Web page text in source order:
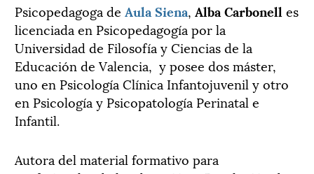
Psicopedagoga de Aula Siena, Alba Carbonell es
licenciada en Psicopedagogía por la
Universidad de Filosofía y Ciencias de la
Educación de Valencia, y posee dos máster,
uno en Psicología Clínica Infantojuvenil y otro
en Psicología y Psicopatología Perinatal e
Infantil.
Autora del material formativo para